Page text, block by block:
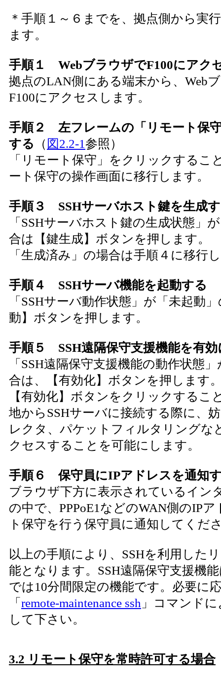
＊手順１～６までを、拠点側から実
ます。
手順１ WebブラウザでF100にアク
拠点のLAN側にある端末から、Web
F100にアクセスします。
手順２ 左フレームの「リモート保
する
（ 図2.2-1参照）
「リモート保守」をクリックするこ
ート保守の操作画面に移行します。
手順３ SSHサーバホスト鍵を生成
「SSHサーバホスト鍵の生成状態」
合は【鍵生成】ボタンを押します。
「生成済み」の場合は手順４に移行
手順４ SSHサーバ機能を起動する
「SSHサーバ動作状態」が「未起動
動】ボタンを押します。
手順５ SSH遠隔保守支援機能を有効
「SSH遠隔保守支援機能の動作状態
合は、【有効化】ボタンを押します
【有効化】ボタンをクリックするこ
地からSSHサーバに接続する際に、
レクタ、パケットフィルタリングな
クセスすることを可能にします。
手順６ 保守員にIPアドレスを通知
ブラウザ下方に表示されているイン
の中で、PPPoE1などのWAN側のIP
ト保守を行う保守員に通知してくだ
以上の手順により、SSHを利用した
能となります。SSH遠隔保守支援機
では10分間限定の機能です。必要に
「 remote-maintenance ssh 」コマンド
して下さい。
3.2 リモート保守を常時許可する場合